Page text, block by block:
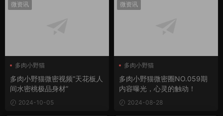
微资讯
多肉小野猫
多肉小野猫微密视频“天花板人
间水密桃极品身材”
2024-10-05
微资讯
多肉小野猫
多肉小野猫微密圈
多肉小野猫微密圈NO.059期
内容曝光，心灵的触动！
2024-08-28